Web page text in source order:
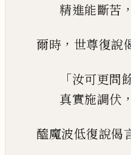
精進能斷苦 ，
爾時 ， 世尊復說
「汝可更問
真實施調伏 ，
醯魔波低復說偈